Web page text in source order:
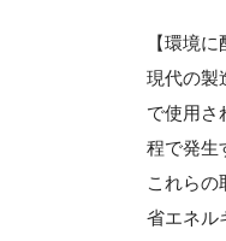
【環境
現代の製
で使用さ
程で発生
これらの
省エネル